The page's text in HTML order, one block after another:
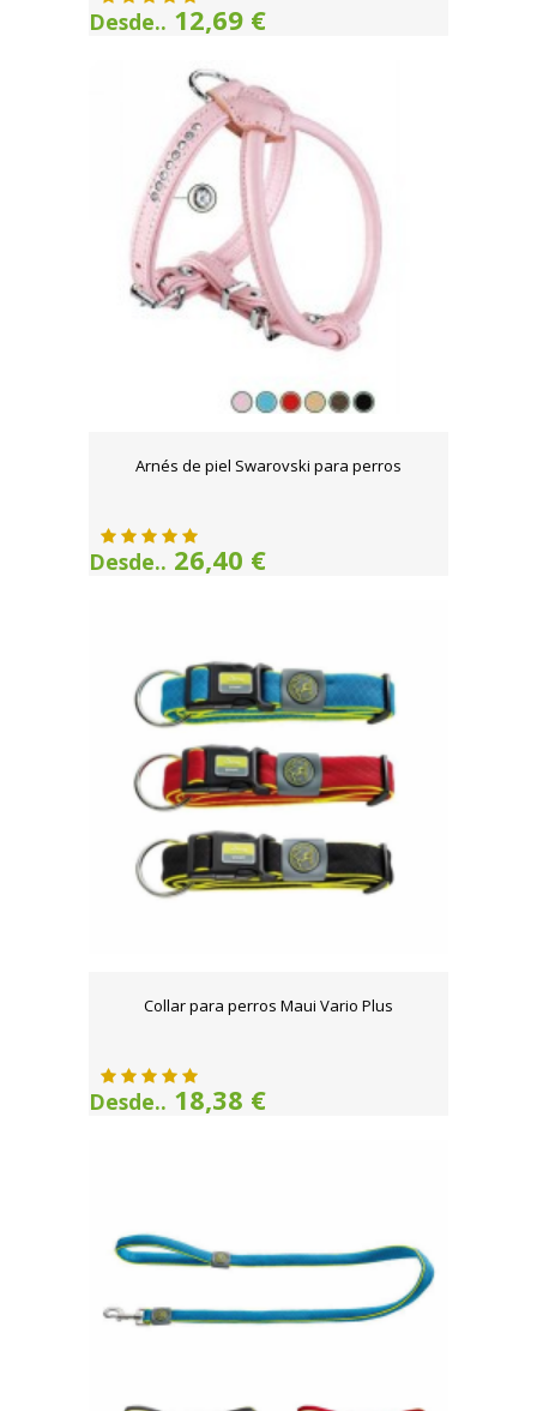
Desde.. 12,69 €
Arnés de piel Swarovski para perros
Desde.. 26,40 €
Collar para perros Maui Vario Plus
Desde.. 18,38 €